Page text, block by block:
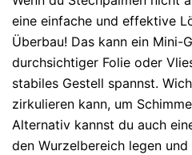
eine einfache und effektive
Überbau! Das kann ein Mini-
durchsichtiger Folie oder
stabiles Gestell spannst.
zirkulieren kann, um
Alternativ kannst du auch
den Wurzelbereich legen